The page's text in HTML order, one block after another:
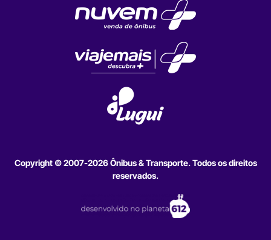
Copyright © 2007-2026 Ônibus & Transporte. Todos os direitos
reservados.